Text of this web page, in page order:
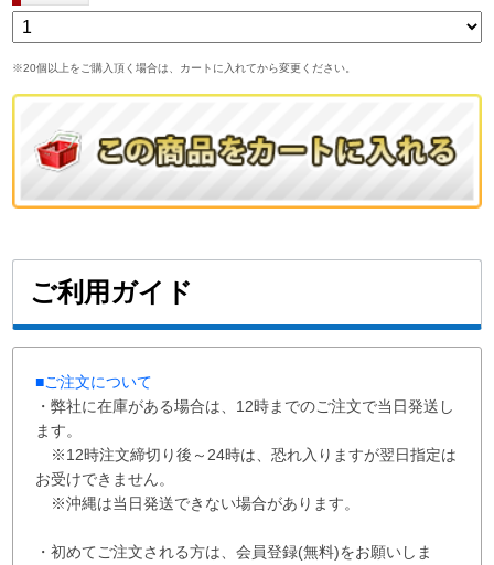
※20個以上をご購入頂く場合は、カートに入れてから変更ください。
ご利用ガイド
■ご注文について
・弊社に在庫がある場合は、12時までのご注文で当日発送し
ます。
※12時注文締切り後～24時は、恐れ入りますが翌日指定は
お受けできません。
※沖縄は当日発送できない場合があります。
・初めてご注文される方は、会員登録(無料)をお願いしま